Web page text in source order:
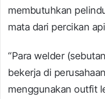
membutuhkan
mata dari percikan
“Para welder
bekerja di
menggunakan outfit